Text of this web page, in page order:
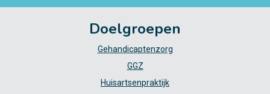
Doelgroepen
Gehandicaptenzorg
GGZ
Huisartsenpraktijk